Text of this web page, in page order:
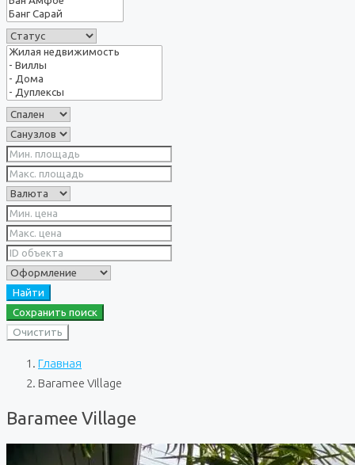
Найти
Сохранить поиск
Очистить
Главная
Baramee Village
Baramee Village